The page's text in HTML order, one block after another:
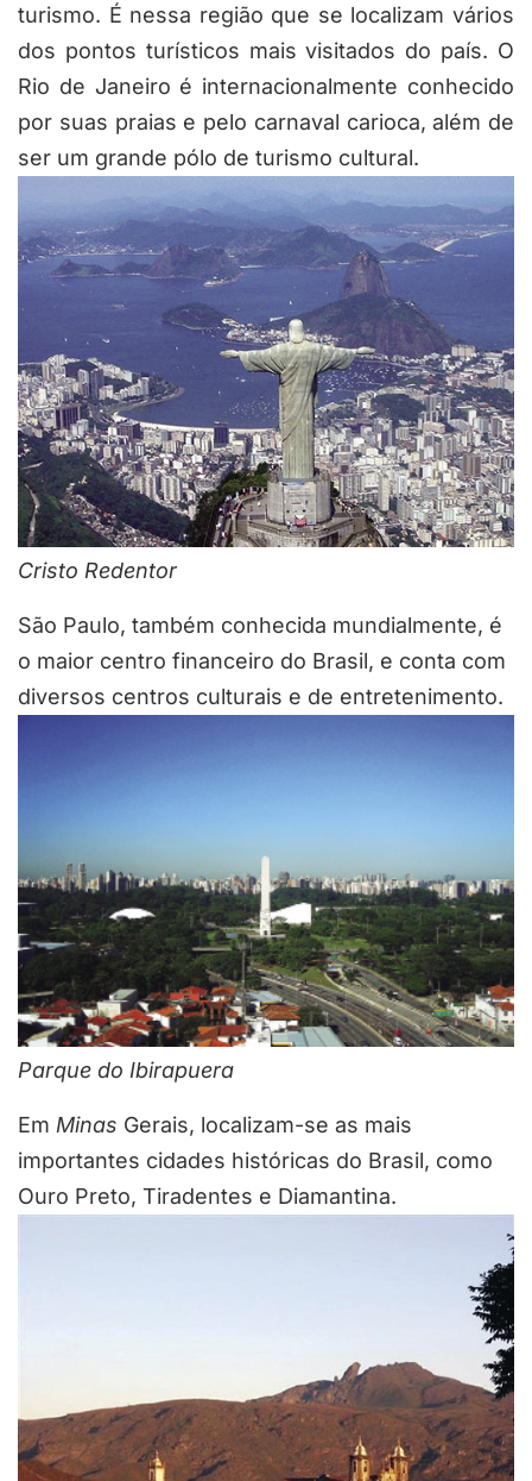
turismo. É nessa região que se localizam vários
dos pontos turísticos mais visitados do país. O
Rio de Janeiro é internacionalmente conhecido
por suas praias e pelo carnaval carioca, além de
ser um grande pólo de turismo cultural.
Cristo Redentor
São Paulo, também conhecida mundialmente, é
o maior centro financeiro do Brasil, e conta com
diversos centros culturais e de entretenimento.
Parque do Ibirapuera
Em Minas Gerais, localizam-se as mais
importantes cidades históricas do Brasil, como
Ouro Preto, Tiradentes e Diamantina.